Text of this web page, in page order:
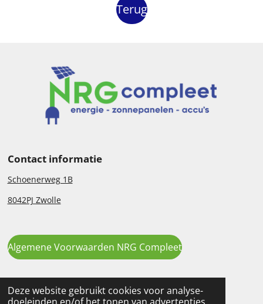
Deze website gebruikt cookies voor analyse-
Terug
Contact informatie
Schoenerweg 1B
8042PJ Zwolle
Algemene Voorwaarden NRG Compleet